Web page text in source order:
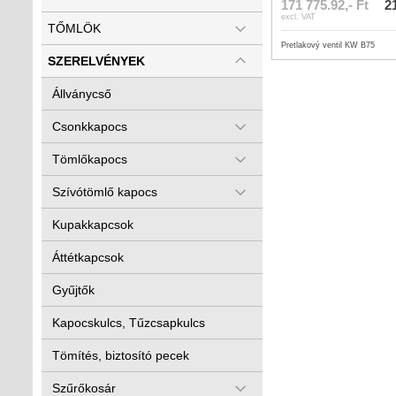
TŐMLÖK
SZERELVÉNYEK
Állványcső
Csonkkapocs
Tömlőkapocs
Szívótömlő kapocs
Kupakkapcsok
Áttétkapcsok
Gyűjtők
Kapocskulcs, Tűzcsapkulcs
Tömítés, biztosító pecek
Szűrőkosár
171 775.92,- Ft
excl. VAT
Pretlakový ventil KW B75